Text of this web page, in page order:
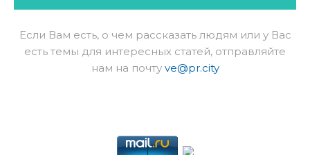
Если Вам есть, о чем рассказать людям или у Вас
есть темы для интересных статей, отправляйте
нам на почту ve@pr.city